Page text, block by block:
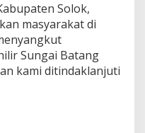
Solok,
masyarakat di
Sungai Batang
kami ditindaklanjuti